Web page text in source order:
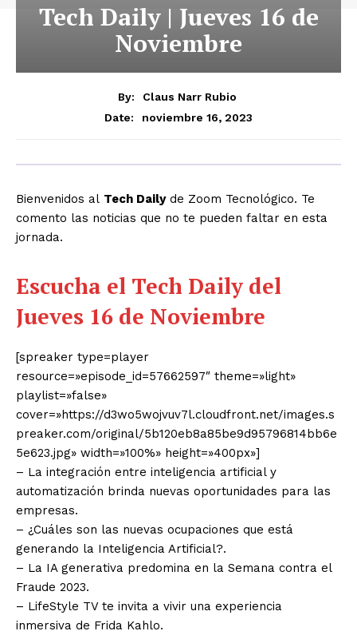
Tech Daily | Jueves 16 de
Noviembre
By:
Claus Narr Rubio
Date:
noviembre 16, 2023
Bienvenidos al Tech Dailyde Zoom Tecnológico. Te
comento las noticias que no te pueden faltar en esta
jornada.
Escucha el Tech Daily del
Jueves 16 de Noviembre
[spreaker type=player
resource=»episode_id=57662597″ theme=»light»
playlist=»false»
cover=»https://d3wo5wojvuv7l.cloudfront.net/images.s
preaker.com/original/5b120eb8a85be9d95796814bb6e
5e623.jpg» width=»100%» height=»400px»]
– La integración entre inteligencia artificial y
automatización brinda nuevas oportunidades para las
empresas.
– ¿Cuáles son las nuevas ocupaciones que está
generando la Inteligencia Artificial?.
– La IA generativa predomina en la Semana contra el
Fraude 2023.
– LifeStyle TV te invita a vivir una experiencia
inmersiva de Frida Kahlo.